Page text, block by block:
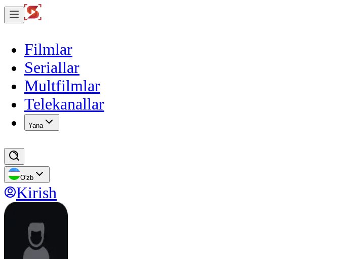
Filmlar
Seriallar
Multfilmlar
Telekanallar
Yana
O'zb
Kirish